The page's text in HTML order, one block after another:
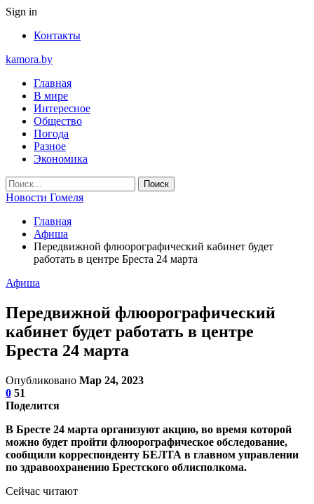
Sign in
Контакты
kamora.by
Главная
В мире
Интересное
Общество
Погода
Разное
Экономика
Новости Гомеля
Главная
Афиша
Передвижной флюорографический кабинет будет
работать в центре Бреста 24 марта
Афиша
Передвижной флюорографический
кабинет будет работать в центре
Бреста 24 марта
Опубликовано Мар 24, 2023
0 51
Поделится
В Бресте 24 марта организуют акцию, во время которой
можно будет пройти флюорографическое обследование,
сообщили корреспонденту БЕЛТА в главном управлении
по здравоохранению Брестского облисполкома.
Сейчас читают